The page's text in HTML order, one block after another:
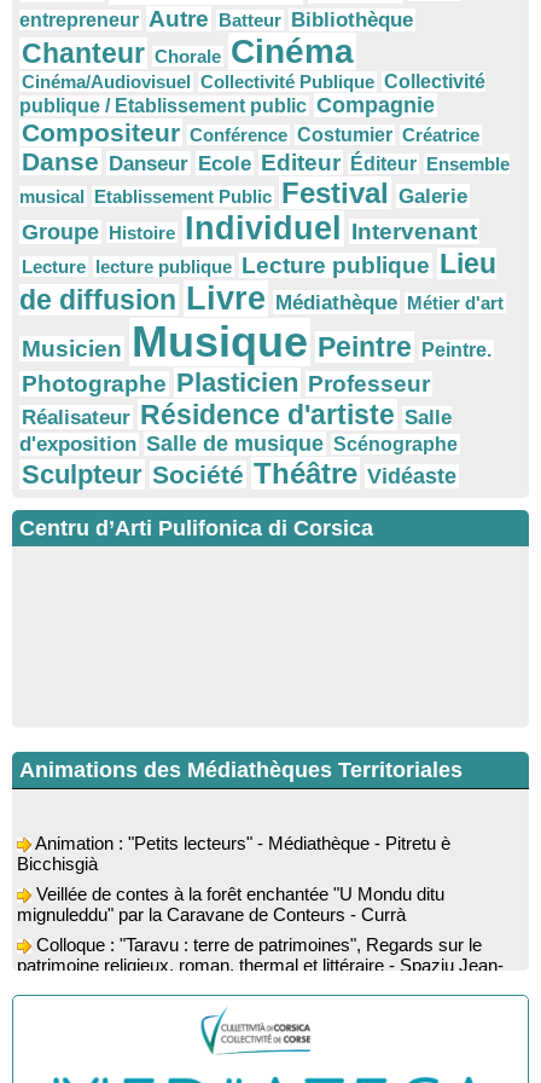
entrepreneur Autre Batteur Bibliothèque
Chanteur Chorale Cinéma
Cinéma/Audiovisuel Collectivité Publique Collectivité
publique / Etablissement public Compagnie
Compositeur Conférence Costumier Créatrice
Danse Danseur Ecole Editeur Éditeur Ensemble
musical Etablissement Public Festival Galerie
Groupe Histoire Individuel Intervenant
Lecture lecture publique Lecture publique Lieu
de diffusion Livre Médiathèque Métier d'art
Musicien Musique Peintre Peintre.
Photographe Plasticien Professeur
Réalisateur Résidence d'artiste Salle
d'exposition Salle de musique Scénographe
Sculpteur Société Théâtre Vidéaste
Centru d’Arti Pulifonica di Corsica
Animations des Médiathèques Territoriales
Bicchisgià
Veillée de contes à la forêt enchantée "U Mondu ditu
mignuleddu" par la Caravane de Conteurs - Currà
Colloque : "Taravu : terre de patrimoines", Regards sur le
patrimoine religieux, roman, thermal et littéraire - Spaziu Jean-
Marc Fiamma - A Sarra di Farru
Spectacle musical : "Viaghju in Corsica cù Regina & Bruno",
hommage au duo mythique de la chanson corse interprété par
Marie-Elsa Picciocchi (chant), Marc’Antò Belgodere (chant et